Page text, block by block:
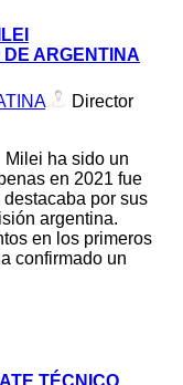
DE ARGENTINA
Director
ha sido un
en 2021 fue
por sus
argentina.
en los primeros
confirmado un
TÉCNICO,